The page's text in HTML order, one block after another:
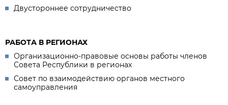
Двустороннее сотрудничество
РАБОТА В РЕГИОНАХ
Организационно-правовые основы работы членов
Совета Республики в регионах
Совет по взаимодействию органов местного
самоуправления